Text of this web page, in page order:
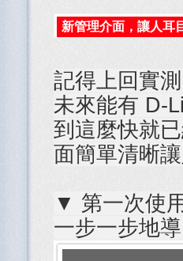
新管理介面，讓人耳
記得上回實
未來能有 D-
到這麼快就
面簡單清晰
▼ 第一次使
一步一步地